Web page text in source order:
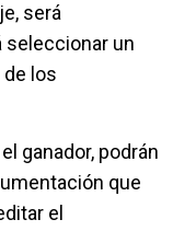
será
seleccionar un
los
ganador, podrán
que
el